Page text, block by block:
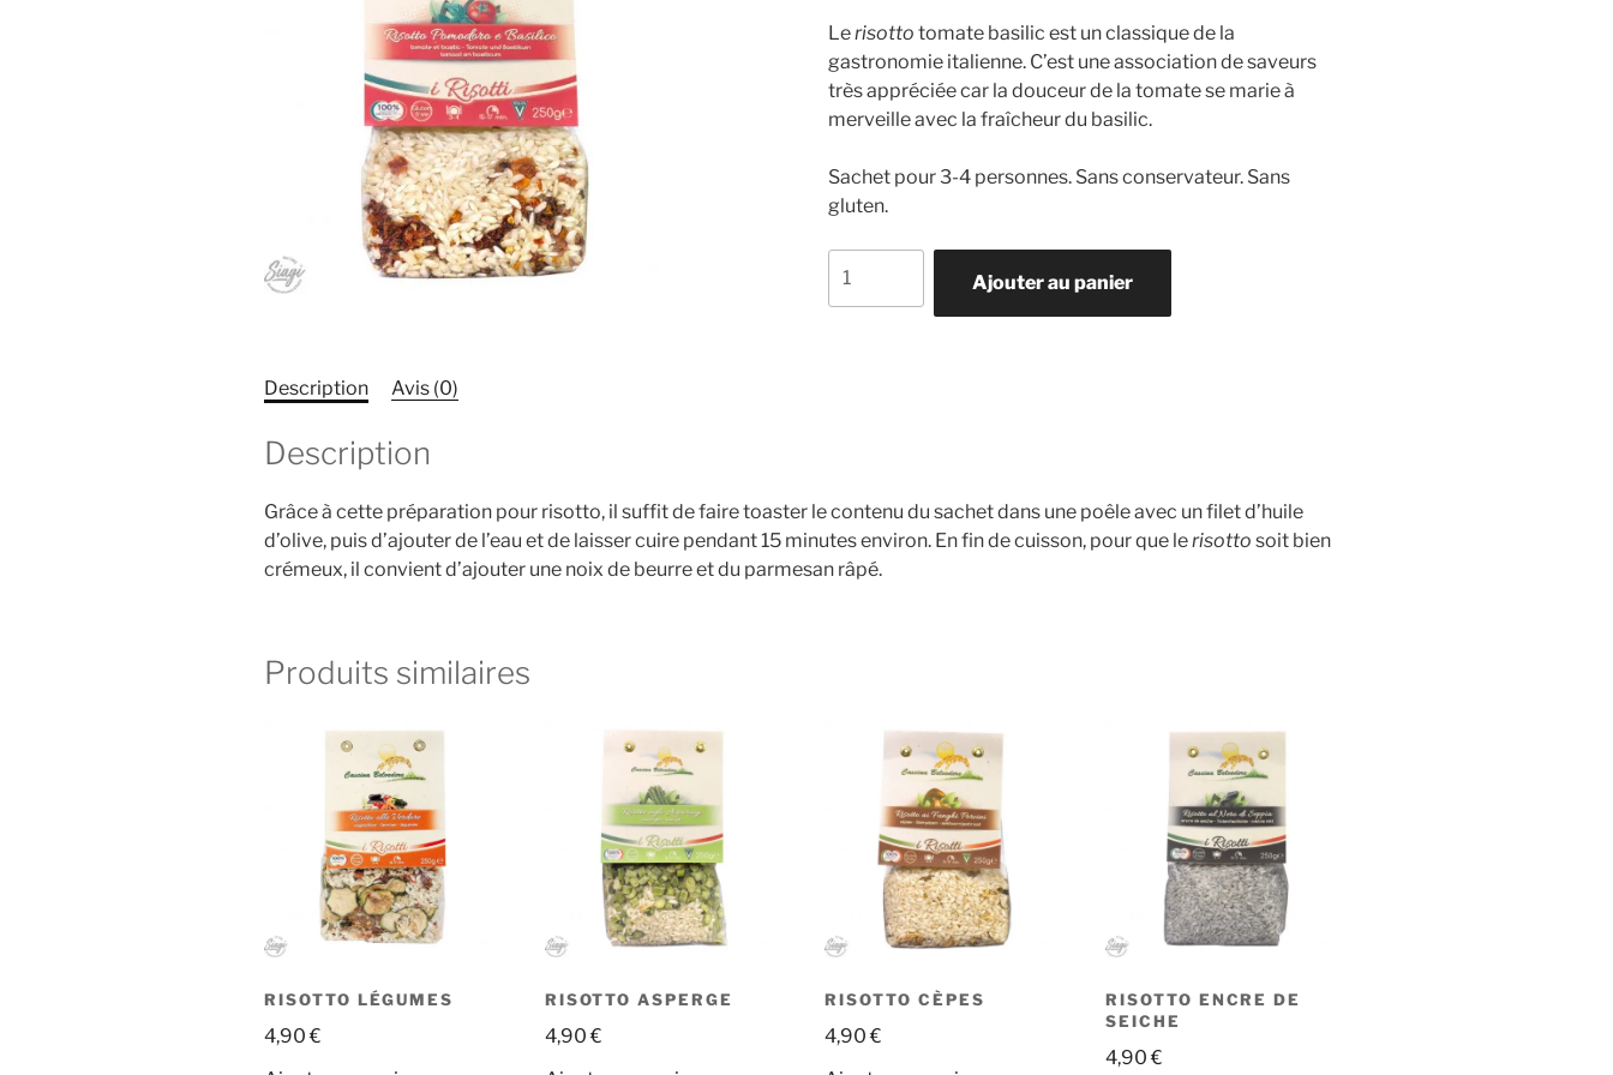
Lerisotto tomate basilic est un classique de la
gastronomie italienne. C’est une association de saveurs
très appréciée car la douceur de la tomate se marie à
merveille avec la fraîcheur du basilic.
Sachet pour 3-4 personnes. Sans conservateur. Sans
gluten.
de
Ajouter au panier
Description Avis (0)
Description
Grâce à cette préparation pour risotto, il suffit de faire toaster le contenu du sachet dans une poêle avec un filet d’huile
d’olive, puis d’ajouter de l’eau et de laisser cuire pendant 15 minutes environ. En fin de cuisson, pour que lerisotto soit bien
crémeux, il convient d’ajouter une noix de beurre et du parmesan râpé.
Produits similaires
RISOTTO LÉGUMES
4,90€
RISOTTO ASPERGE
4,90€
RISOTTO CÈPES
4,90€
RISOTTO ENCRE DE
SEICHE
4,90€